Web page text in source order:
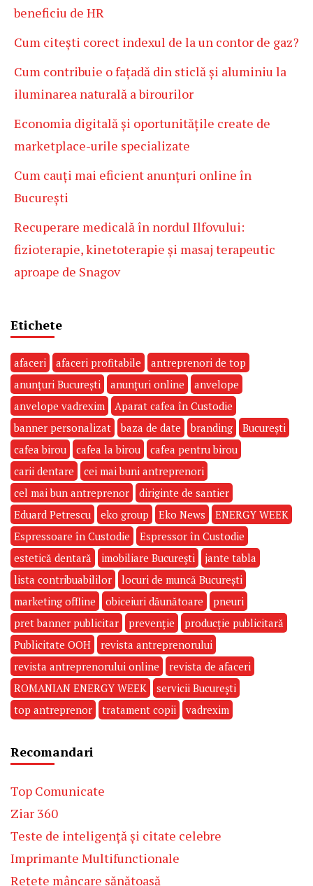
beneficiu de HR
Cum citești corect indexul de la un contor de gaz?
Cum contribuie o fațadă din sticlă și aluminiu la
iluminarea naturală a birourilor
Economia digitală și oportunitățile create de
marketplace-urile specializate
Cum cauți mai eficient anunțuri online în
București
Recuperare medicală în nordul Ilfovului:
fizioterapie, kinetoterapie și masaj terapeutic
aproape de Snagov
Etichete
afaceri afaceri profitabile
antreprenori de top
anunțuri București
anunțuri online
anvelope
anvelope vadrexim
Aparat cafea în Custodie
banner personalizat
baza de date branding
București
cafea birou
cafea la birou
cafea pentru birou
carii dentare
cei mai buni antreprenori
cel mai bun antreprenor
diriginte de santier
Eduard Petrescu
eko group Eko News
ENERGY WEEK
Espressoare în Custodie
Espressor în Custodie
estetică dentară
imobiliare București
jante tabla
lista contribuabililor
locuri de muncă București
marketing offline
obiceiuri dăunătoare
pneuri
pret banner publicitar
prevenție
producție publicitară
Publicitate OOH
revista antreprenorului
revista antreprenorului online
revista de afaceri
ROMANIAN ENERGY WEEK
servicii București
top antreprenor
tratament copii vadrexim
Recomandari
Top Comunicate
Ziar 360
Teste de inteligență și citate celebre
Imprimante Multifunctionale
Rețete mâncare sănătoasă